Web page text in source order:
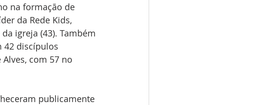
na formação de
da Rede Kids,
igreja (43). Também
42 discípulos
com 57 no
publicamente